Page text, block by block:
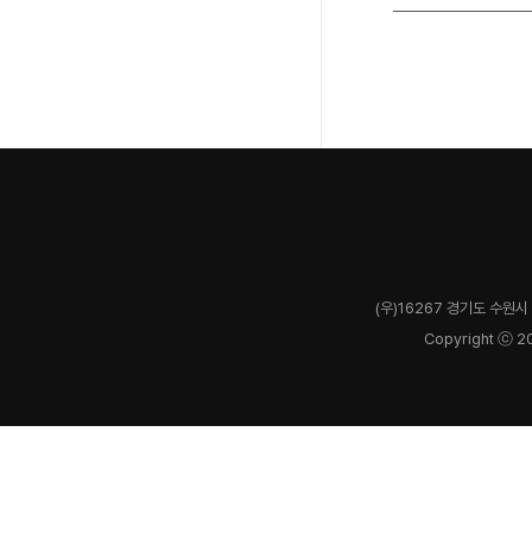
(우)16267 경기도 수원
Copyright ⓒ